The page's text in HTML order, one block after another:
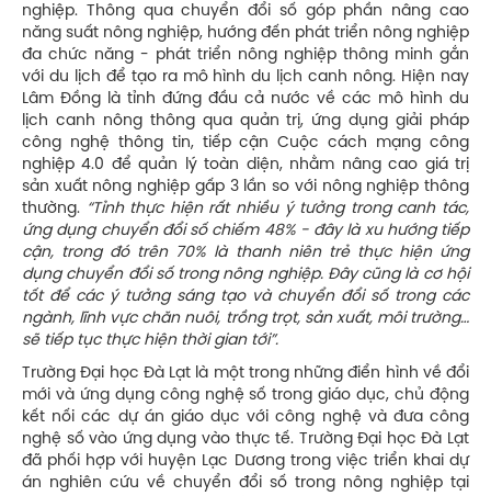
nghiệp. Thông qua chuyển đổi số góp phần nâng cao
năng suất nông nghiệp, hướng đến phát triển nông nghiệp
đa chức năng - phát triển nông nghiệp thông minh gắn
với du lịch để tạo ra mô hình du lịch canh nông. Hiện nay
Lâm Đồng là tỉnh đứng đầu cả nước về các mô hình du
lịch canh nông thông qua quản trị, ứng dụng giải pháp
công nghệ thông tin, tiếp cận Cuộc cách mạng công
nghiệp 4.0 để quản lý toàn diện, nhằm nâng cao giá trị
sản xuất nông nghiệp gấp 3 lần so với nông nghiệp thông
thường. “Tỉnh thực hiện rất nhiều ý tưởng trong canh tác,
ứng dụng chuyển đổi số chiếm 48% - đây là xu hướng tiếp
cận, trong đó trên 70% là thanh niên trẻ thực hiện ứng
dụng chuyển đổi số trong nông nghiệp. Đây cũng là cơ hội
tốt để các ý tưởng sáng tạo và chuyển đổi số trong các
ngành, lĩnh vực chăn nuôi, trồng trọt, sản xuất, môi trường…
sẽ tiếp tục thực hiện thời gian tới”.
Trường Đại học Đà Lạt là một trong những điển hình về đổi
mới và ứng dụng công nghệ số trong giáo dục, chủ động
kết nối các dự án giáo dục với công nghệ và đưa công
nghệ số vào ứng dụng vào thực tế. Trường Đại học Đà Lạt
đã phối hợp với huyện Lạc Dương trong việc triển khai dự
án nghiên cứu về chuyển đổi số trong nông nghiệp tại